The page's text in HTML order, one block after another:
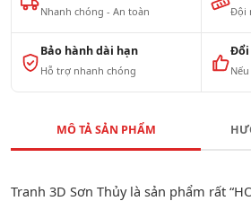
Nhanh chóng - An toàn Đội
Bảo hành dài hạn
Hỗ trợ nhanh chóng
Đổi
MÔ TẢ SẢN PHẨM
Tranh 3D Sơn Thủy là sản phẩm rất